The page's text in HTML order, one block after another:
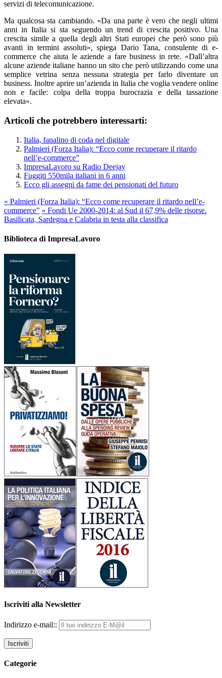
servizi di telecomunicazione.
Ma qualcosa sta cambiando. «Da una parte è vero che negli ultimi
anni in Italia si sta seguendo un trend di crescita positivo. Una
crescita simile a quella degli altri Stati europei che però sono più
avanti in termini assoluti», spiega Dario Tana, consulente di e-
commerce che aiuta le aziende a fare business in rete. «Dall’altra
alcune aziende italiane hanno un sito che però utilizzando come una
semplice vetrina senza nessuna strategia per farlo diventare un
business. Inoltre aprire un’azienda in Italia che voglia vendere online
non e facile: colpa della troppa burocrazia e della tassazione
elevata».
Articoli che potrebbero interessarti:
Italia, fanalino di coda nel digitale
Palmieri (Forza Italia): “Ecco come recuperare il ritardo
nell’e-commerce”
ImpresaLavoro su Radio Deejay
Fuggiti 550mila italiani in 6 anni
Ecco gli assegni da fame dei pensionati del futuro
« Palmieri (Forza Italia): “Ecco come recuperare il ritardo nell’e-
commerce” » Fondi Ue 2000-2014: al Sud il 67,9% delle risorse.
Basilicata, Sardegna e Calabria in testa alla classifica
Biblioteca di ImpresaLavoro
Iscriviti alla Newsletter
Indirizzo e-mail::
Categorie